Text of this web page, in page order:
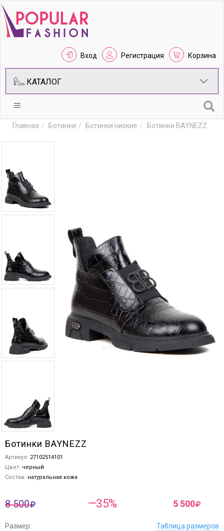
Вход Регистрация Корзина
КАТАЛОГ
Главная Ботинки Ботинки низкие Ботинки BAYNEZZ
Ботинки BAYNEZZ
Артикул: 27102514101
Цвет: черный
Состав: натуральная кожа
8 500 —35% 5 500
Размер:
Таблица размеров